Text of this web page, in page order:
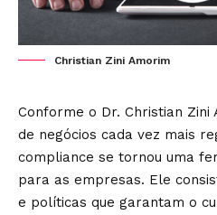
Christian Zini Amorim
Conforme o Dr. Christian Zini
de negócios cada vez mais
compliance se tornou uma
para as empresas. Ele
e políticas que garantam o